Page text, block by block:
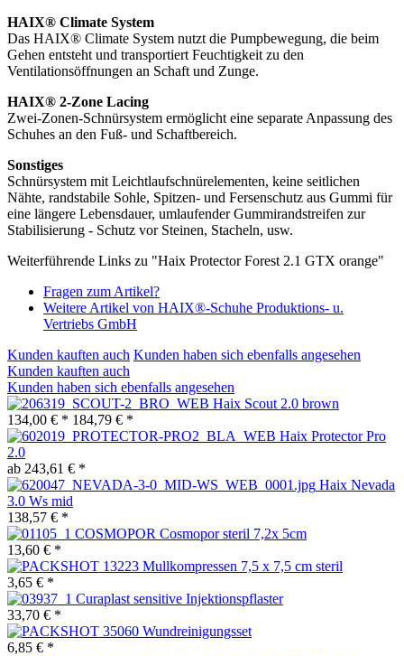
HAIX® Climate System
Das HAIX® Climate System nutzt die Pumpbewegung, die beim
Gehen entsteht und transportiert Feuchtigkeit zu den
Ventilationsöffnungen an Schaft und Zunge.
HAIX® 2-Zone Lacing
Zwei-Zonen-Schnürsystem ermöglicht eine separate Anpassung des
Schuhes an den Fuß- und Schaftbereich.
Sonstiges
Schnürsystem mit Leichtlaufschnürelementen, keine seitlichen
Nähte, randstabile Sohle, Spitzen- und Fersenschutz aus Gummi für
eine längere Lebensdauer, umlaufender Gummirandstreifen zur
Stabilisierung - Schutz vor Steinen, Stacheln, usw.
Weiterführende Links zu "Haix Protector Forest 2.1 GTX orange"
Fragen zum Artikel?
Weitere Artikel von HAIX®-Schuhe Produktions- u.
Vertriebs GmbH
Kunden kauften auch Kunden haben sich ebenfalls angesehen
Kunden kauften auch
Kunden haben sich ebenfalls angesehen
Haix Scout 2.0 brown
134,00 € * 184,79 € *
Haix Protector Pro
2.0
ab 243,61 € *
Haix Nevada
3.0 Ws mid
138,57 € *
Cosmopor steril 7,2x 5cm
13,60 € *
Mullkompressen 7,5 x 7,5 cm steril
3,65 € *
Curaplast sensitive Injektionspflaster
33,70 € *
Wundreinigungsset
6,85 € *